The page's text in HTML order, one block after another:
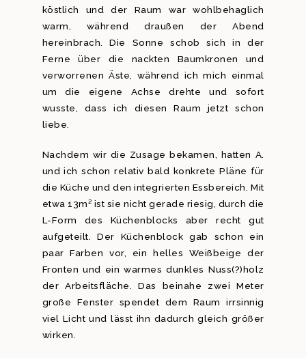
köstlich und der Raum war wohlbehaglich
warm, während draußen der Abend
hereinbrach. Die Sonne schob sich in der
Ferne über die nackten Baumkronen und
verworrenen Äste, während ich mich einmal
um die eigene Achse drehte und sofort
wusste, dass ich diesen Raum jetzt schon
liebe.
Nachdem wir die Zusage bekamen, hatten A.
und ich schon relativ bald konkrete Pläne für
die Küche und den integrierten Essbereich. Mit
etwa 13m² ist sie nicht gerade riesig, durch die
L-Form des Küchenblocks aber recht gut
aufgeteilt. Der Küchenblock gab schon ein
paar Farben vor, ein helles Weißbeige der
Fronten und ein warmes dunkles Nuss(?)holz
der Arbeitsfläche. Das beinahe zwei Meter
große Fenster spendet dem Raum irrsinnig
viel Licht und lässt ihn dadurch gleich größer
wirken.